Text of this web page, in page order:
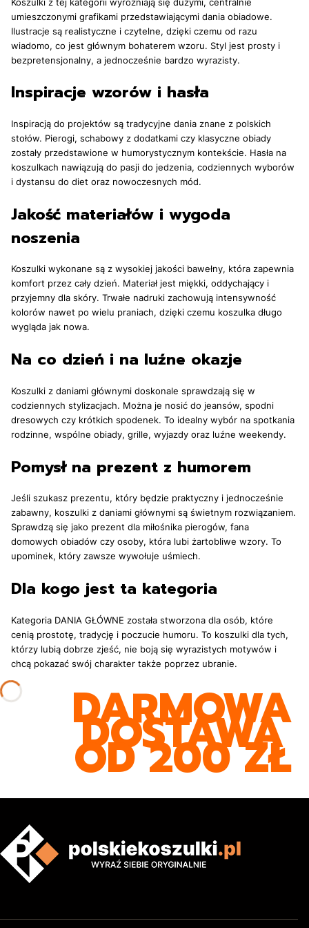
umieszczonymi grafikami przedstawiającymi dania obiadowe.
Ilustracje są realistyczne i czytelne, dzięki czemu od razu
wiadomo, co jest głównym bohaterem wzoru. Styl jest prosty i
bezpretensjonalny, a jednocześnie bardzo wyrazisty.
Inspiracje wzorów i hasła
Inspiracją do projektów są tradycyjne dania znane z polskich
stołów. Pierogi, schabowy z dodatkami czy klasyczne obiady
zostały przedstawione w humorystycznym kontekście. Hasła na
koszulkach nawiązują do pasji do jedzenia, codziennych wyborów
i dystansu do diet oraz nowoczesnych mód.
Jakość materiałów i wygoda
noszenia
Koszulki wykonane są z wysokiej jakości bawełny, która zapewnia
komfort przez cały dzień. Materiał jest miękki, oddychający i
przyjemny dla skóry. Trwałe nadruki zachowują intensywność
kolorów nawet po wielu praniach, dzięki czemu koszulka długo
wygląda jak nowa.
Na co dzień i na luźne okazje
Koszulki z daniami głównymi doskonale sprawdzają się w
codziennych stylizacjach. Można je nosić do jeansów, spodni
dresowych czy krótkich spodenek. To idealny wybór na spotkania
rodzinne, wspólne obiady, grille, wyjazdy oraz luźne weekendy.
Pomysł na prezent z humorem
Jeśli szukasz prezentu, który będzie praktyczny i jednocześnie
zabawny, koszulki z daniami głównymi są świetnym rozwiązaniem.
Sprawdzą się jako prezent dla miłośnika pierogów, fana
domowych obiadów czy osoby, która lubi żartobliwe wzory. To
upominek, który zawsze wywołuje uśmiech.
Dla kogo jest ta kategoria
Kategoria DANIA GŁÓWNE została stworzona dla osób, które
cenią prostotę, tradycję i poczucie humoru. To koszulki dla tych,
którzy lubią dobrze zjeść, nie boją się wyrazistych motywów i
chcą pokazać swój charakter także poprzez ubranie.
DARMOWA
DOSTAWA
OD 200 ZŁ